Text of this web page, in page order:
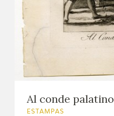
Al conde palatino
ESTAMPAS